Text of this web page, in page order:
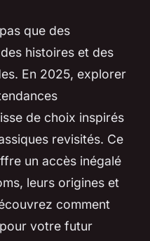
que des
histoires et des
En 2025, explorer
de choix inspirés
revisités. Ce
un accès inégalé
leurs origines et
comment
votre futur